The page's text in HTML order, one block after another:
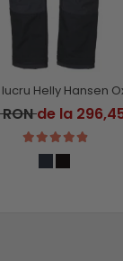
Helly Hansen
de la